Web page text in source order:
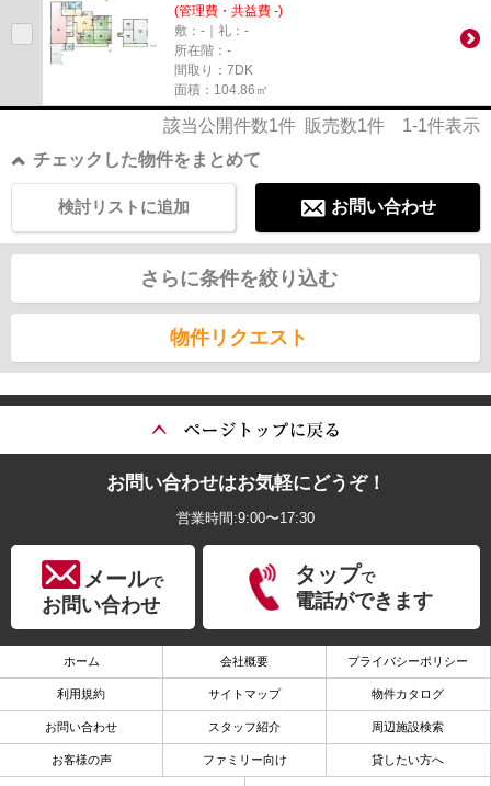
(管理費・共益費 -)
敷：-｜礼：-
所在階：-
間取り：7DK
面積：104.86㎡
該当公開件数1件 販売数1件 1-1件表示
チェックした物件をまとめて
お問い合わせ
検討リストに追加
さらに条件を絞り込む
物件リクエスト
お問い合わせはお気軽にどうぞ！
営業時間:9:00〜17:30
メールで
お問い合わせ
タップで
電話ができます
ホーム 会社概要 プライバシーポリシー
利用規約 サイトマップ 物件カタログ
お問い合わせ スタッフ紹介 周辺施設検索
お客様の声 ファミリー向け 貸したい方へ